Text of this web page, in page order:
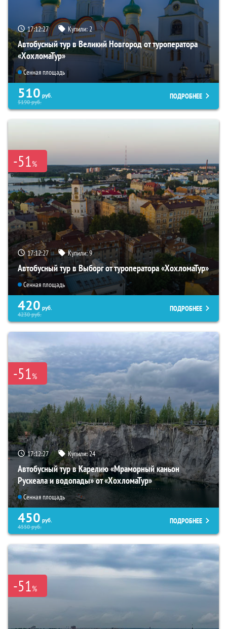
17:12:26 Купили:2
Автобусный тур в Великий Новгород от туроператора
«ХохломаТур»
Сенная площадь
510 руб.
5190руб.
ПОДРОБНЕЕ
-51%
17:12:26 Купили:9
Автобусный тур в Выборг от туроператора «ХохломаТур»
Сенная площадь
420 руб.
4230руб.
ПОДРОБНЕЕ
-51%
17:12:26 Купили:24
Автобусный тур в Карелию «Мраморный каньон
Рускеала и водопады» от «ХохломаТур»
Сенная площадь
450 руб.
4550руб.
ПОДРОБНЕЕ
-51%